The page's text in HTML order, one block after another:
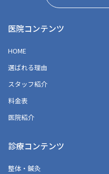
医院コンテンツ
HOME
選ばれる理由
スタッフ紹介
料金表
医院紹介
診療コンテンツ
整体・鍼灸